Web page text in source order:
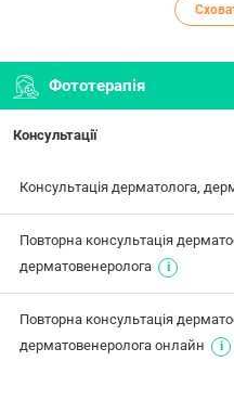
Фототерапія
Консультації
Консультація дерматолога,
Повторна консультація
дерматовенеролога
Повторна консультація
дерматовенеролога онлайн